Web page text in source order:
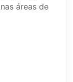
áreas de